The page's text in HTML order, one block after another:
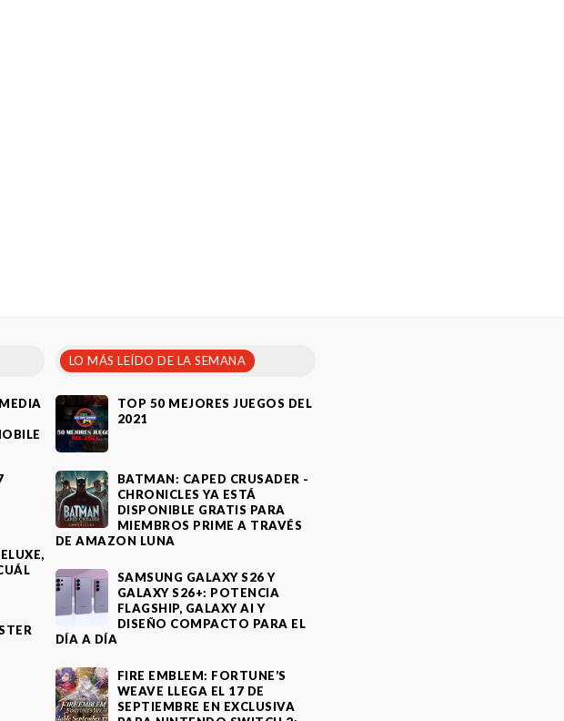
LO MÁS LEÍDO DE LA SEMANA
TOP 50 MEJORES JUEGOS DEL
2021
BATMAN: CAPED CRUSADER -
CHRONICLES YA ESTÁ
DISPONIBLE GRATIS PARA
MIEMBROS PRIME A TRAVÉS
DE AMAZON LUNA
SAMSUNG GALAXY S26 Y
GALAXY S26+: POTENCIA
FLAGSHIP, GALAXY AI Y
DISEÑO COMPACTO PARA EL
DÍA A DÍA
FIRE EMBLEM: FORTUNE’S
WEAVE LLEGA EL 17 DE
SEPTIEMBRE EN EXCLUSIVA